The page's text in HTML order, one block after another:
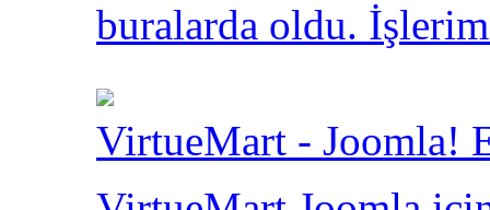
buralarda oldu.
VirtueMart - Joomla!